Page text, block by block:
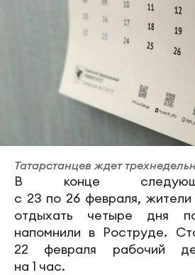
Татарстанцев ждет
В конце
с 23 по 26 февраля, жители
отдыхать четыре дня
напомнили в Роструде.
22 февраля рабочий
на 1 час.